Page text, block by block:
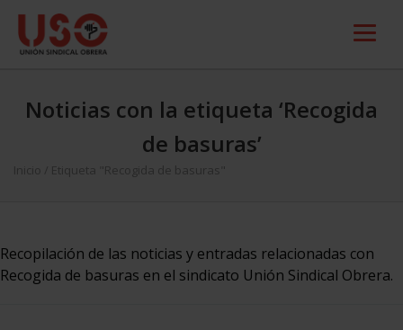
Noticias con la etiqueta ‘Recogida
de basuras’
Inicio Etiqueta "Recogida de basuras"
Recopilación de las noticias y entradas relacionadas con
Recogida de basuras en el sindicato Unión Sindical Obrera.